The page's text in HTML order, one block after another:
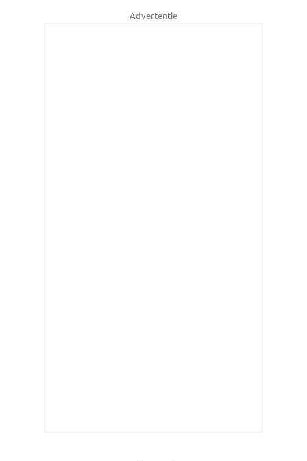
Advertentie